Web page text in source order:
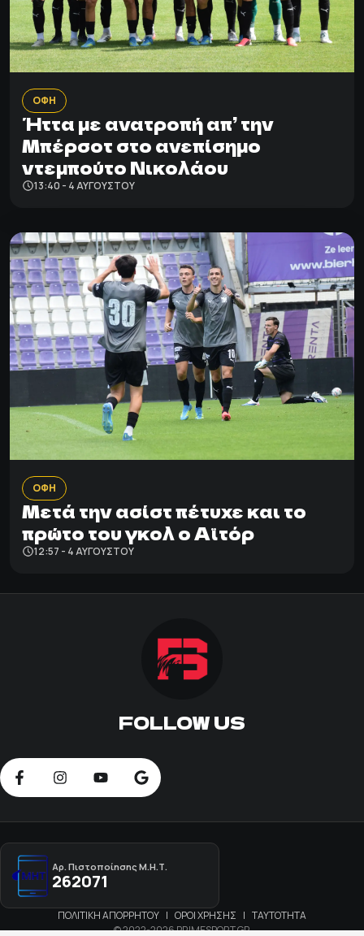
ΟΦΗ
Ήττα με ανατροπή απ’ την
Μπέρσοτ στο ανεπίσημο
ντεμπούτο Νικολάου
13:40 - 4 ΑΥΓΟΎΣΤΟΥ
ΟΦΗ
Μετά την ασίστ πέτυχε και το
πρώτο του γκολ ο Αϊτόρ
12:57 - 4 ΑΥΓΟΎΣΤΟΥ
FOLLOW US
Αρ. Πιστοποίησης Μ.Η.Τ.
262071
ΠΟΛΙΤΙΚΗ ΑΠΟΡΡΗΤΟΥ | ΟΡΟΙ ΧΡΗΣΗΣ | ΤΑΥΤΟΤΗΤΑ
© 2022-2026 PRIMESPORT.GR